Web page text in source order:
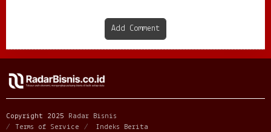
Add Comment
Copyright 2025 Radar Bisnis
Terms of Service
Indeks Berita